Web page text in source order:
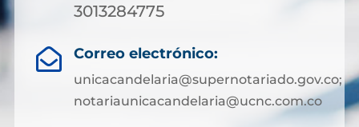
3013284775
 Correo electrónico:
unicacandelaria@supernotariado.gov.co;
notariaunicacandelaria@ucnc.com.co